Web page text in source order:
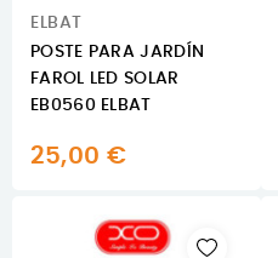
ELBAT
POSTE PARA JARDÍN
FAROL LED SOLAR
EB0560 ELBAT
25,00 €